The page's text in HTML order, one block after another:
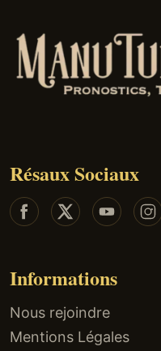
Résaux Sociaux
Informations
Nous rejoindre
Mentions Légales